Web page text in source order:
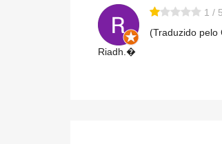
Riadh.�
1 / 5
(Traduzido pelo